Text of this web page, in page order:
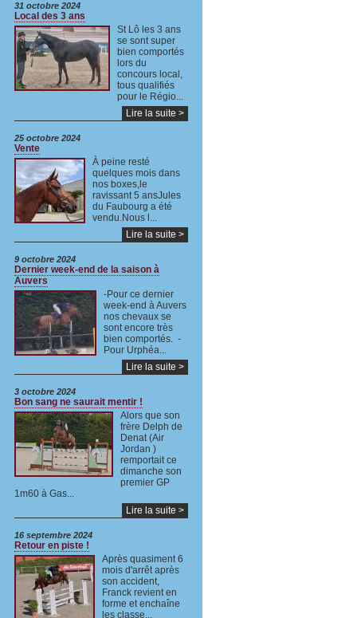
31 octobre 2024
Local des 3 ans
St Lô les 3 ans
se sont super
bien comportés
lors du
concours local,
tous qualifiés
pour le Régio...
Lire la suite >
25 octobre 2024
Vente
À peine resté
quelques mois dans
nos boxes,le
ravissant 5 ansJules
du Faubourg a été
vendu.Nous l...
Lire la suite >
9 octobre 2024
Dernier week-end de la saison à
Auvers
-Pour ce dernier
week-end à Auvers
nos chevaux se
sont encore très
bien comportés. -
Pour Urphéa...
Lire la suite >
3 octobre 2024
Bon sang ne saurait mentir !
Alors que son
frère Delph de
Denat (Air
Jordan )
remportait ce
dimanche son
premier GP
1m60 à Gas...
Lire la suite >
16 septembre 2024
Retour en piste !
Après quasiment 6
mois d'arrêt après
son accident,
Franck revient en
forme et enchaîne
les classe...